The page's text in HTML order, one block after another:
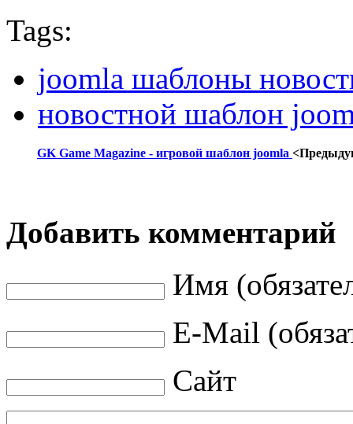
Tags:
joomla шаблоны
новостной шаблон
GK Game Magazine - игровой шаблон joomla
Добавить комментарий
Имя
E-Mail
Сайт